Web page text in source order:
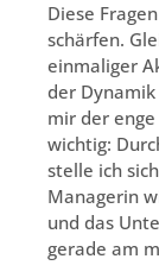
Diese
schärfen.
einmaliger
der
mir der
wichtig:
stelle ich
Managerin
und das
gerade am